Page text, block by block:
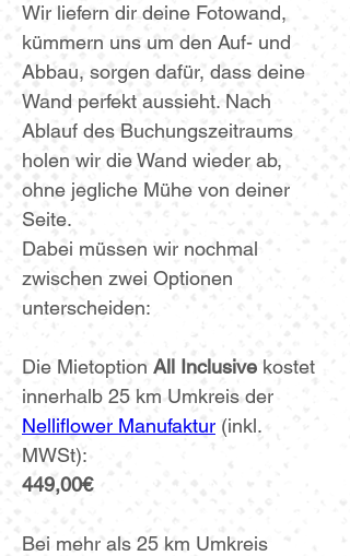
Wir liefern dir deine Fotowand,
kümmern uns um den Auf- und
Abbau, sorgen dafür, dass deine
Wand perfekt aussieht. Nach
Ablauf des Buchungszeitraums
holen wir die Wand wieder ab,
ohne jegliche Mühe von deiner
Seite.
Dabei müssen wir nochmal
zwischen zwei Optionen
unterscheiden:
Die Mietoption All Inclusive kostet
innerhalb 25 km Umkreis der
Nelliflower Manufaktur (inkl.
MWSt):
449,00€
Bei mehr als 25 km Umkreis